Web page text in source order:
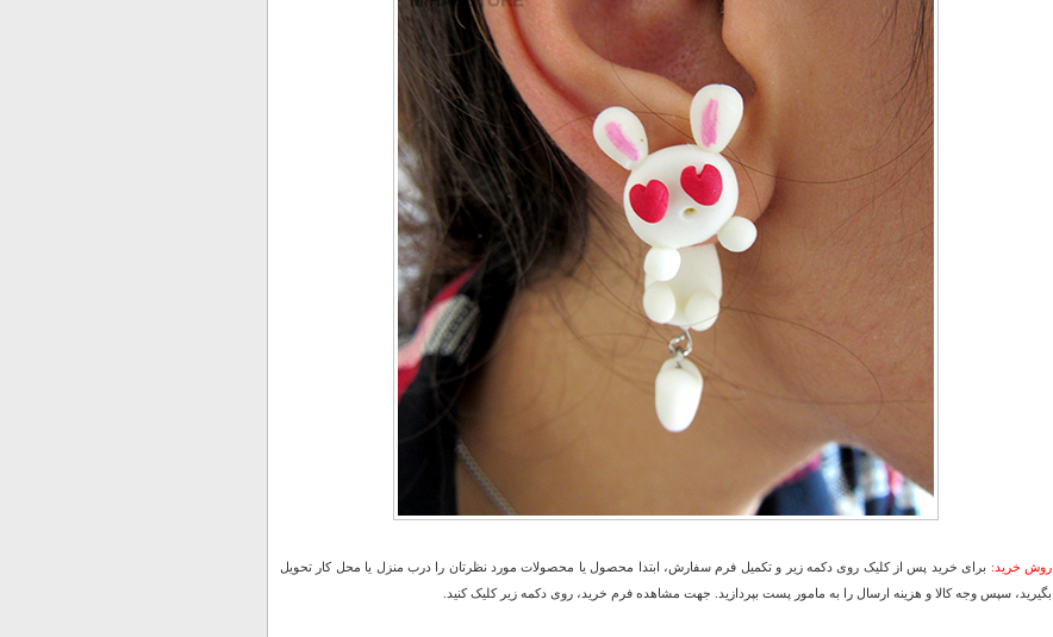
روش خرید: برای خرید پس از کلیک روی دکمه زیر و تکمیل فرم سفارش، ابتدا محصول یا محصولات مورد نظرتان را درب منزل یا محل کار تحویل
بگیرید، سپس وجه کالا و هزینه ارسال را به مامور پست بپردازید. جهت مشاهده فرم خرید، روی دکمه زیر کلیک کنید.